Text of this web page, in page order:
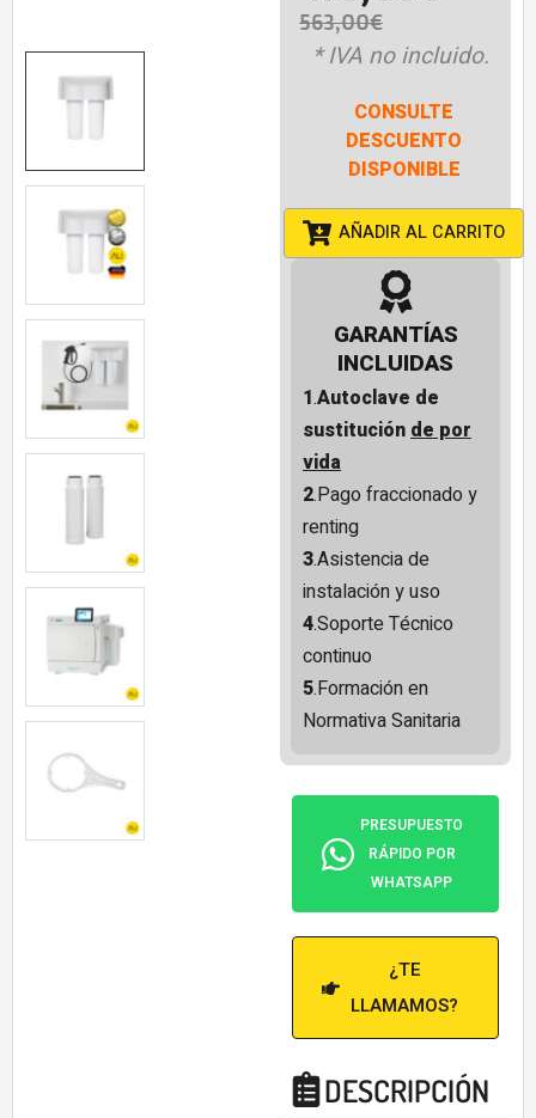
563,00€
* IVA no incluido.
CONSULTE
DESCUENTO
DISPONIBLE
AÑADIR AL CARRITO
GARANTÍAS
INCLUIDAS
1.Autoclave de
sustituciónde por
vida
2.Pago fraccionado y
renting
3.Asistencia de
instalación y uso
4.Soporte Técnico
continuo
5.Formación en
Normativa Sanitaria
PRESUPUESTO
RÁPIDO POR
WHATSAPP
¿TE
LLAMAMOS?
DESCRIPCIÓN